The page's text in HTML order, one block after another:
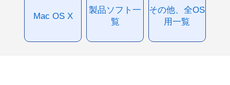
Mac OS X
製品ソフト一
覧
その他、全OS
用一覧